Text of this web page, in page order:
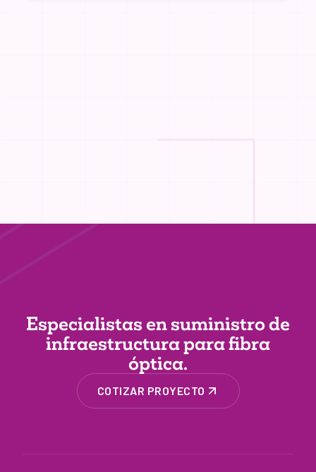
Especialistas en suministro de
infraestructurapara fibra
óptica.
COTIZAR PROYECTO